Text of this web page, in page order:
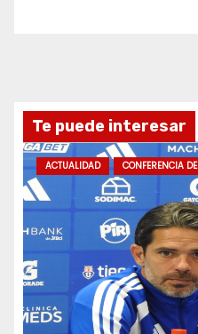
Te puede interesar
ACTUALIDAD CONFERENCIA